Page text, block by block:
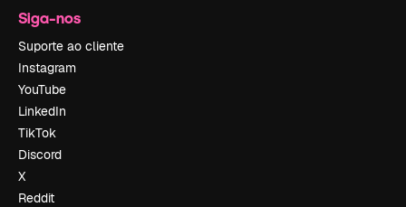
Siga-nos
Suporte ao cliente
Instagram
YouTube
LinkedIn
TikTok
Discord
X
Reddit